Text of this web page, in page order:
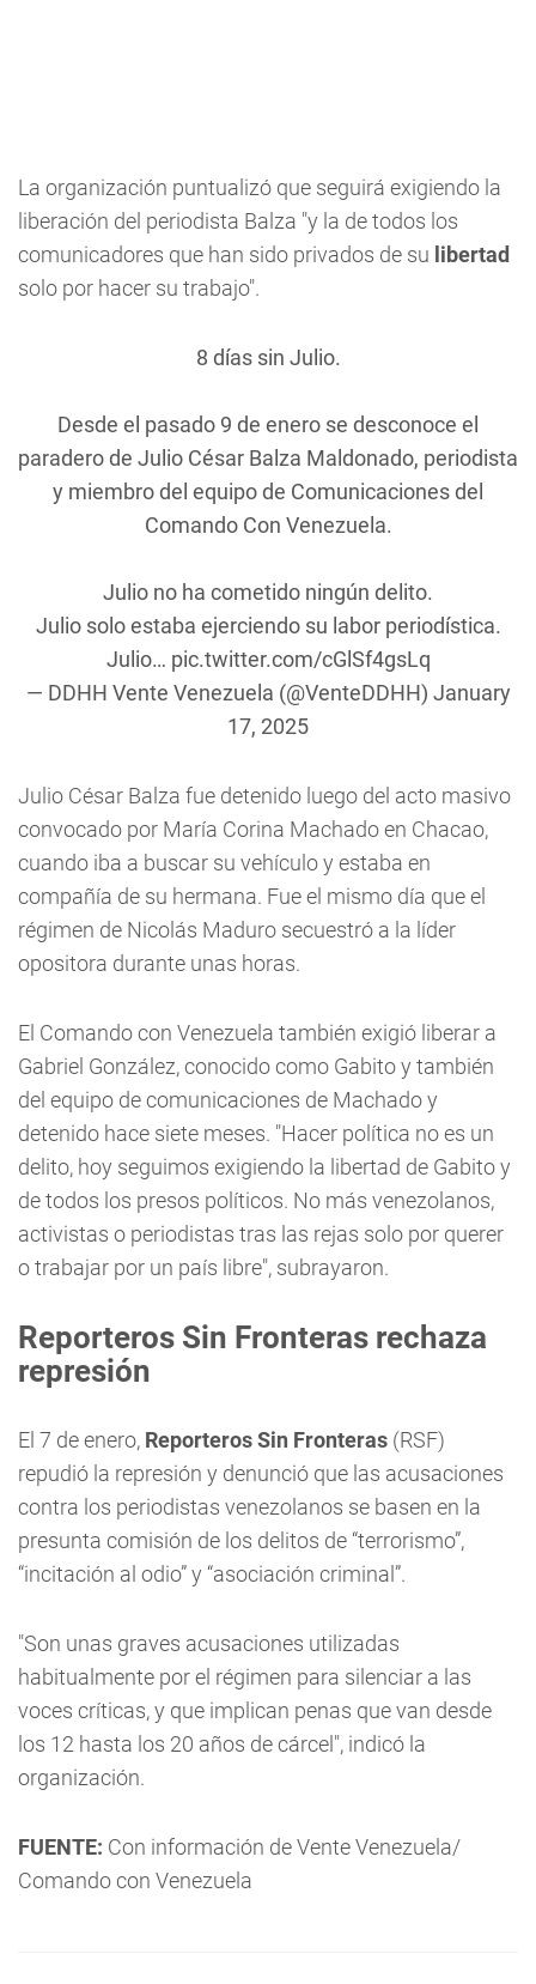
La organización puntualizó que seguirá exigiendo la
liberación del periodista Balza "y la de todos los
comunicadores que han sido privados de su libertad
solo por hacer su trabajo".
8 días sin Julio.
Desde el pasado 9 de enero se desconoce el
paradero de Julio César Balza Maldonado, periodista
y miembro del equipo de Comunicaciones del
Comando Con Venezuela.
Julio no ha cometido ningún delito.
Julio solo estaba ejerciendo su labor periodística.
Julio… pic.twitter.com/cGlSf4gsLq
— DDHH Vente Venezuela (@VenteDDHH) January
17, 2025
Julio César Balza fue detenido luego del acto masivo
convocado por María Corina Machado en Chacao,
cuando iba a buscar su vehículo y estaba en
compañía de su hermana. Fue el mismo día que el
régimen de Nicolás Maduro secuestró a la líder
opositora durante unas horas.
El Comando con Venezuela también exigió liberar a
Gabriel González, conocido como Gabito y también
del equipo de comunicaciones de Machado y
detenido hace siete meses. "Hacer política no es un
delito, hoy seguimos exigiendo la libertad de Gabito y
de todos los presos políticos. No más venezolanos,
activistas o periodistas tras las rejas solo por querer
o trabajar por un país libre", subrayaron.
Reporteros Sin Fronteras rechaza
represión
El 7 de enero, Reporteros Sin Fronteras (RSF)
repudió la represión y denunció que las acusaciones
contra los periodistas venezolanos se basen en la
presunta comisión de los delitos de “terrorismo”,
“incitación al odio” y “asociación criminal”.
"Son unas graves acusaciones utilizadas
habitualmente por el régimen para silenciar a las
voces críticas, y que implican penas que van desde
los 12 hasta los 20 años de cárcel", indicó la
organización.
FUENTE: Con información de Vente Venezuela/
Comando con Venezuela